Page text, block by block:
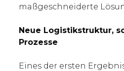
maßgeschneiderte
Neue Logistikstruktur,
Prozesse
Eines der ersten